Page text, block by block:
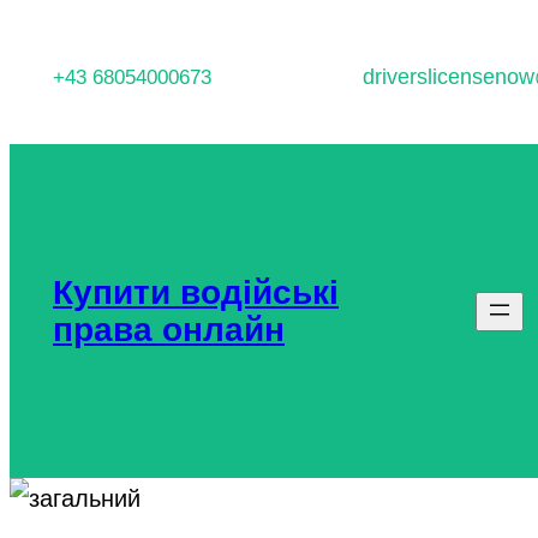
+43 68054000673
Купити водійські
права онлайн